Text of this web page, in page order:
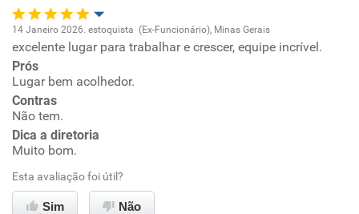
Recomenda a diretoria
Oportunidade de promoção
Ambiente de trabalho
Conciliação com a vida familiar
Recomenda esta empresa
14 Janeiro 2026. estoquista (Ex-Funcionário), Minas Gerais
excelente lugar para trabalhar e crescer, equipe incrível.
Prós
Lugar bem acolhedor.
Contras
Não tem.
Dica a diretoria
Muito bom.
Esta avaliação foi útil?
Sim Não